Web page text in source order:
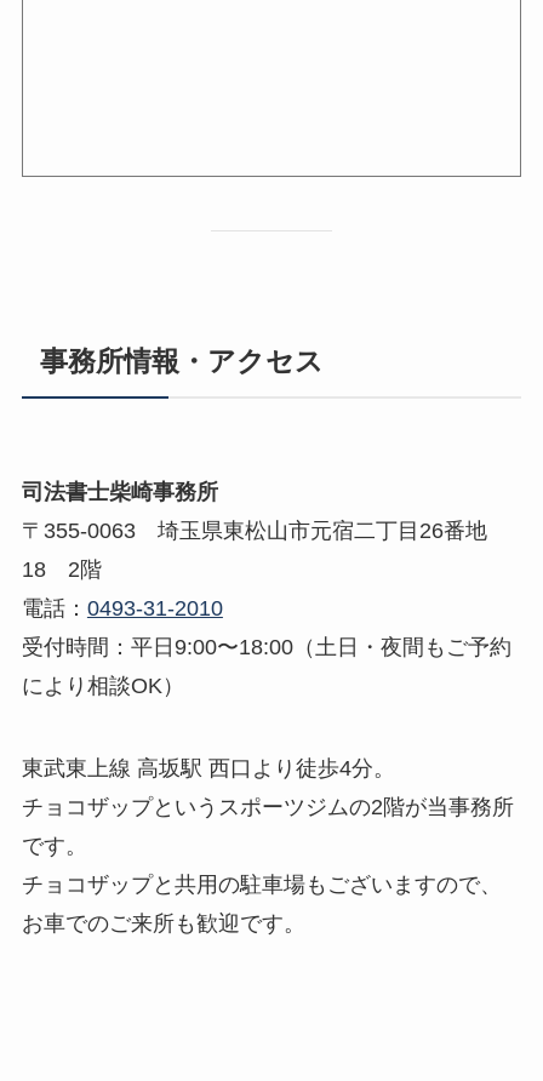
事務所情報・アクセス
司法書士柴崎事務所
〒355-0063 埼玉県東松山市元宿二丁目26番地
18 2階
電話： 0493-31-2010
受付時間：平日9:00〜18:00（土日・夜間もご予約
により相談OK）
東武東上線 高坂駅 西口より徒歩4分。
チョコザップというスポーツジムの2階が当事務所
です。
チョコザップと共用の駐車場もございますので、
お車でのご来所も歓迎です。